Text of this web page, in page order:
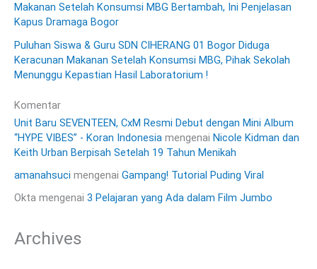
Makanan Setelah Konsumsi MBG Bertambah, Ini Penjelasan
Kapus Dramaga Bogor
Puluhan Siswa & Guru SDN CIHERANG 01 Bogor Diduga
Keracunan Makanan Setelah Konsumsi MBG, Pihak Sekolah
Menunggu Kepastian Hasil Laboratorium !
Komentar
Unit Baru SEVENTEEN, CxM Resmi Debut dengan Mini Album
“HYPE VIBES” - Koran Indonesia mengenai Nicole Kidman dan
Keith Urban Berpisah Setelah 19 Tahun Menikah
amanahsuci mengenai Gampang! Tutorial Puding Viral
Okta mengenai 3 Pelajaran yang Ada dalam Film Jumbo
Archives